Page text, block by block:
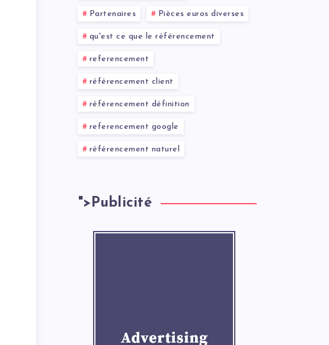
Partenaires Pièces euros diverses
qu'est ce que le référencement
referencement
référencement client
référencement définition
referencement google
référencement naturel
">Publicité